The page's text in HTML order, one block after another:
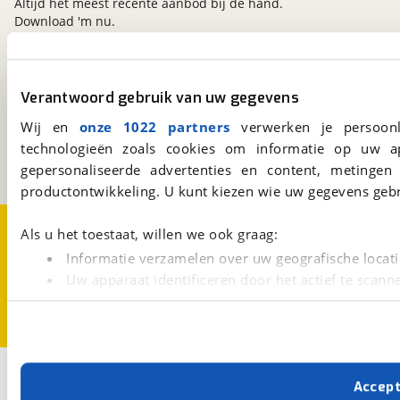
Verantwoord gebruik van uw gegevens
Wij en onze 1022 partners verwerken je
technologieën zoals cookies om informatie op
gepersonaliseerde advertenties en content,
productontwikkeling. U kunt kiezen wie uw gegevens
Als u het toestaat, willen we ook graag:
Informatie verzamelen over uw geografische
Uw apparaat identificeren door het actief te
Lees meer over hoe uw persoonlijke gegevens worden
Met cookies en vergelijkbare technieken zorgen we
cookies zorgen ervoor dat de website goed werkt.
viaBOVAG.nl
3981 AJ
Bunnik
Een initiatief van
BOVAG
Altijd het meest recente aanbod bij de hand.
Download 'm nu.
CookievoorkeurenVacatures